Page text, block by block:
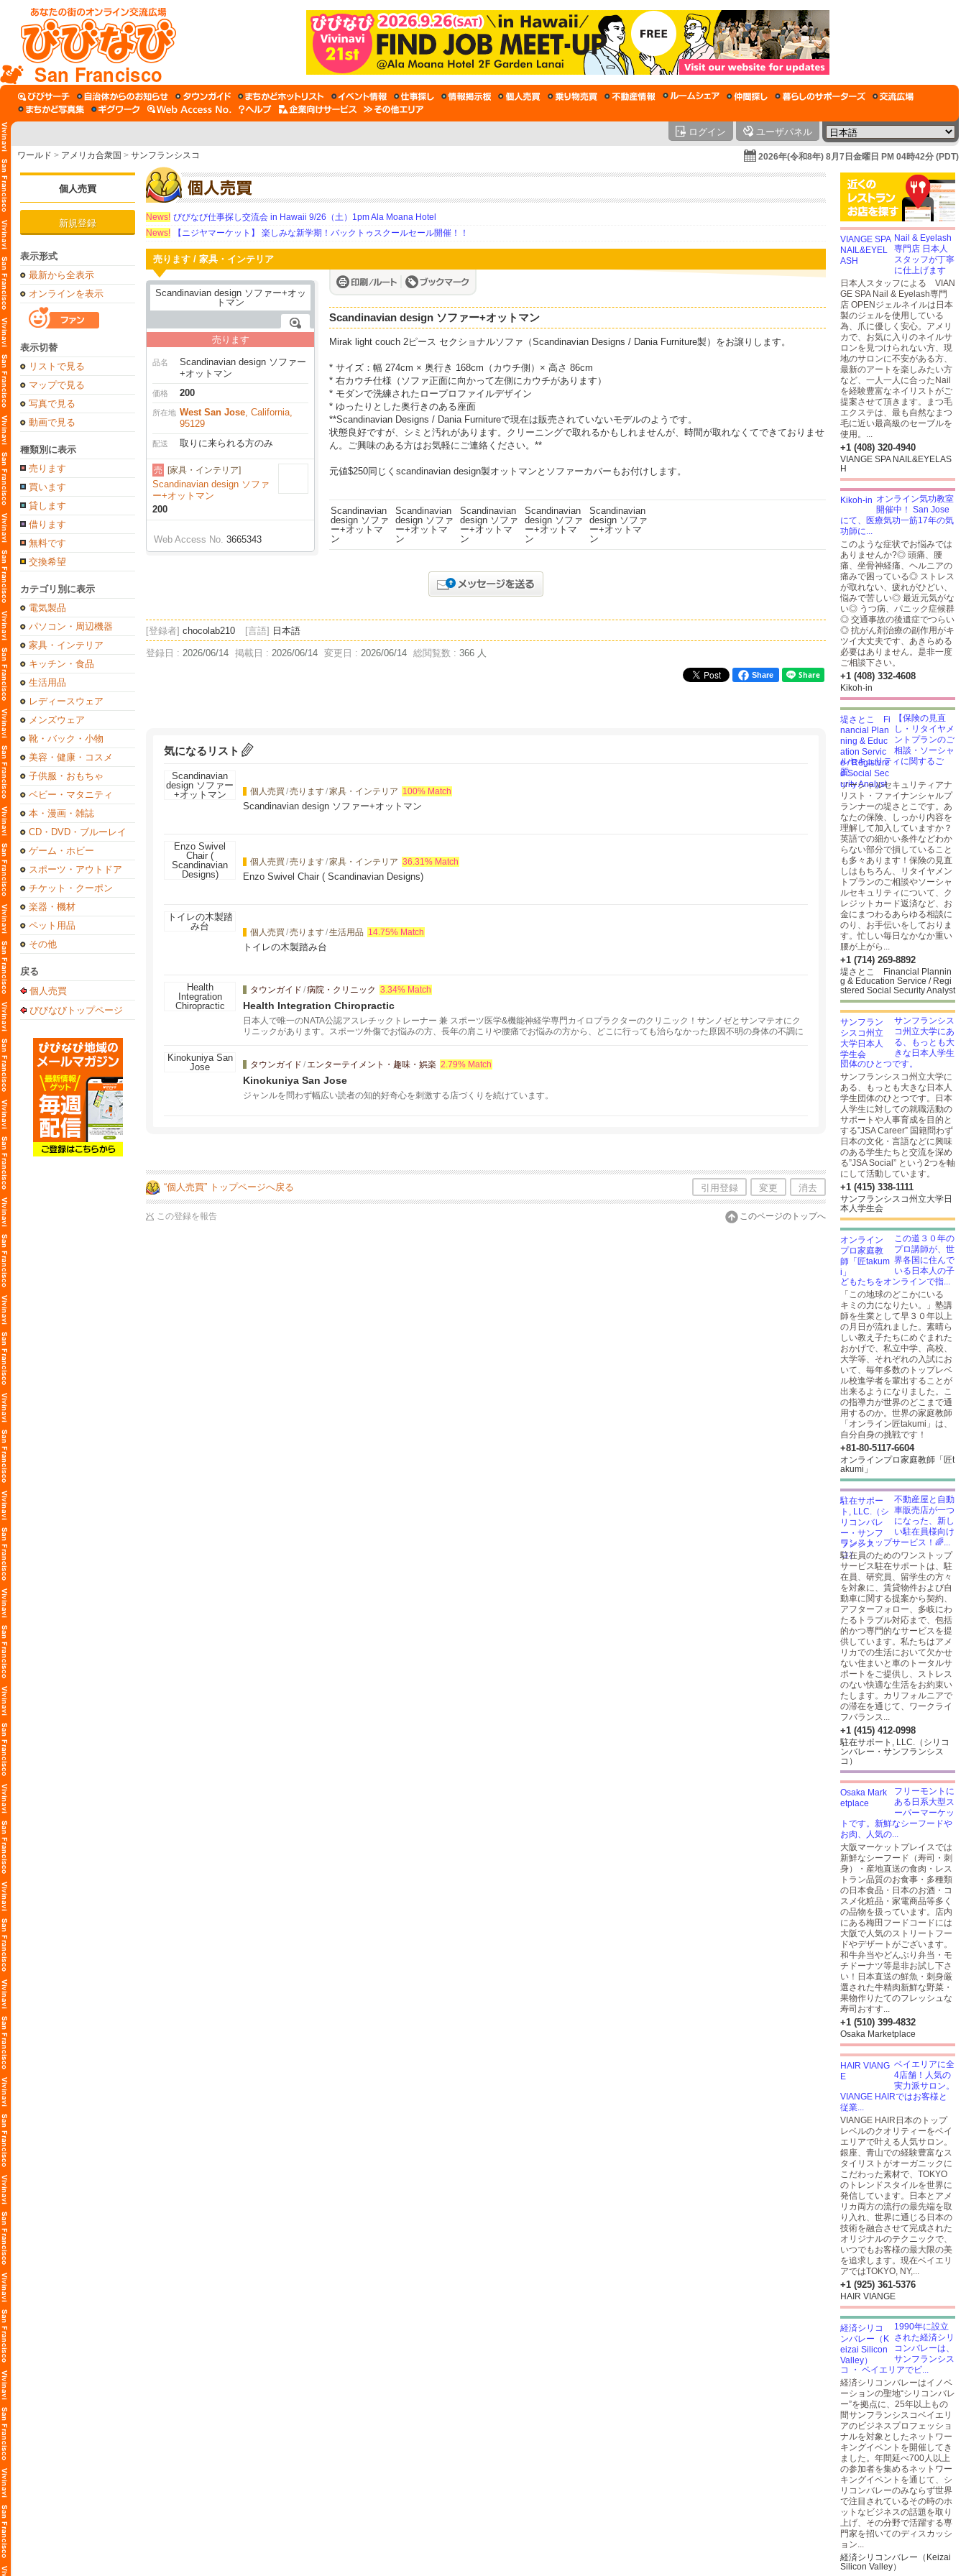
San Francisco
ログイン ユーザパネル
ワールド > アメリカ合衆国 > サンフランシスコ 2026年(令和8年) 8月7日金曜日 PM 04時42分 (PDT)
個人売買
新規登録
表示形式
最新から全表示
オンラインを表示
表示切替
リストで見る
マップで見る
写真で見る
動画で見る
種類別に表示
売ります
買います
貸します
借ります
無料です
交換希望
カテゴリ別に表示
電気製品
パソコン・周辺機器
家具・インテリア
キッチン・食品
生活用品
レディースウェア
メンズウェア
靴・バック・小物
美容・健康・コスメ
子供服・おもちゃ
ベビー・マタニティ
本・漫画・雑誌
CD・DVD・ブルーレイ
ゲーム・ホビー
スポーツ・アウトドア
チケット・クーポン
楽器・機材
ペット用品
その他
戻る
個人売買
びびなびトップページ
News! びびなび仕事探し交流会 in Hawaii 9/26（土）1pm Ala Moana Hotel
News!
【ニジヤマーケット】 楽しみな新学期！バックトゥスクールセール開催！！
売ります / 家具・インテリア
売ります
品名
Scandinavian design ソファー
+オットマン
価格 200
所在地 West San Jose, California,
95129
配送 取りに来られる方のみ
売 [家具・インテリア]
Scandinavian design ソファ
ー+オットマン
200
Web Access No. 3665343
Scandinavian design ソファー+オットマン
Mirak light couch 2ピース セクショナルソファ（Scandinavian Designs / Dania Furniture製）をお譲りします。
* サイズ：幅 274cm × 奥行き 168cm（カウチ側）× 高さ 86cm
* 右カウチ仕様（ソファ正面に向かって左側にカウチがあります）
* モダンで洗練されたロープロファイルデザイン
* ゆったりとした奥行きのある座面
**Scandinavian Designs / Dania Furnitureで現在は販売されていないモデルのようです。
状態良好ですが、シミと汚れがあります。クリーニングで取れるかもしれませんが、時間が取れなくてできておりませ
ん。ご興味のある方はお気軽にご連絡ください。**
元値$250同じくscandinavian design製オットマンとソファーカバーもお付けします。
[登録者] chocolab210 [言語] 日本語
登録日 : 2026/06/14 掲載日 : 2026/06/14 変更日 : 2026/06/14 総閲覧数 : 366 人
Share
気になるリスト
個人売買 /売ります/家具・インテリア 100% Match
Scandinavian design ソファー+オットマン
個人売買 /売ります/家具・インテリア 36.31% Match
Enzo Swivel Chair ( Scandinavian Designs)
個人売買 /売ります/生活用品 14.75% Match
トイレの木製踏み台
タウンガイド /病院・クリニック 3.34% Match
Health Integration Chiropractic
日本人で唯一のNATA公認アスレチックトレーナー 兼 スポーツ医学&機能神経学専門カイロプラクターのクリニック！サンノゼとサンマテオにク
リニックがあります。スポーツ外傷でお悩みの方、長年の肩こりや腰痛でお悩みの方から、どこに行っても治らなかった原因不明の身体の不調に
タウンガイド /エンターテイメント・趣味・娯楽 2.79% Match
Kinokuniya San Jose
ジャンルを問わず幅広い読者の知的好奇心を刺激する店づくりを続けています。
“個人売買” トップページへ戻る 引用登録 変更 消去
この登録を報告 このページのトップへ
Nail & Eyelash
専門店 日本人
スタッフが丁寧
に仕上げます
日本人スタッフによる VIAN
GE SPA Nail & Eyelash専門
店 OPENジェルネイルは日本
製のジェルを使用している
為、爪に優しく安心。アメリ
カで、お気に入りのネイルサ
ロンを見つけられない方、現
地のサロンに不安がある方、
最新のアートを楽しみたい方
など、一人一人に合ったNail
を経験豊富なネイリストがご
提案させて頂きます。まつ毛
エクステは、最も自然なまつ
毛に近い最高級のセーブルを
使用。...
+1 (408) 320-4940
VIANGE SPA NAIL&EYELAS
H
オンライン気功教室
開催中！ San Jose
にて、医療気功一筋17年の気
功師に...
このような症状でお悩みでは
ありませんか?◎ 頭痛、腰
痛、坐骨神経痛、ヘルニアの
痛みで困っている◎ ストレス
が取れない、疲れがひどい、
悩みで苦しい◎ 最近元気がな
い◎ うつ病、パニック症候群
◎ 交通事故の後遺症でつらい
◎ 抗がん剤治療の副作用がキ
ツイ大丈夫です、あきらめる
必要はありません。是非一度
ご相談下さい。
+1 (408) 332-4608
Kikoh-in
【保険の見直
し・リタイヤメ
ントプランのご
相談・ソーシャ
ルセキュリティに関するご
質...
ソーシャルセキュリティアナ
リスト・ファイナンシャルプ
ランナーの堤さとこです。あ
なたの保険、しっかり内容を
理解して加入していますか？
英語での細かい条件などわか
らない部分で損していること
も多々あります！保険の見直
しはもちろん、リタイヤメン
トプランのご相談やソーシャ
ルセキュリティについて、ク
レジットカード返済など、お
金にまつわるあらゆる相談に
のり、お手伝いをしておりま
す。忙しい毎日なかなか重い
腰が上がら...
+1 (714) 269-8892
堤さとこ Financial Plannin
g & Education Service / Regi
stered Social Security Analyst
サンフランシス
コ州立大学にあ
る、もっとも大
きな日本人学生
団体のひとつです。
サンフランシスコ州立大学に
ある、もっとも大きな日本人
学生団体のひとつです。日本
人学生に対しての就職活動の
サポートや人事育成を目的と
する”JSA Career” 国籍問わず
日本の文化・言語などに興味
のある学生たちと交流を深め
る”JSA Social” という2つを軸
にして活動しています。
+1 (415) 338-1111
サンフランシスコ州立大学日
本人学生会
この道３０年の
プロ講師が、世
界各国に住んで
いる日本人の子
どもたちをオンラインで指...
「この地球のどこかにいる
キミの力になりたい。」塾講
師を生業として早３０年以上
の月日が流れました。素晴ら
しい教え子たちにめぐまれた
おかげで、私立中学、高校、
大学等、それぞれの入試にお
いて、毎年多数のトップレベ
ル校進学者を輩出することが
出来るようになりました。こ
の指導力が世界のどこまで通
用するのか。世界の家庭教師
「オンライン匠takumi」は、
自分自身の挑戦です！
+81-80-5117-6604
オンラインプロ家庭教師「匠t
akumi」
不動産屋と自動
車販売店が一つ
になった、新し
い駐在員様向け
ワンストップサービス！🌈...
駐在員のためのワンストップ
サービス駐在サポートは、駐
在員、研究員、留学生の方々
を対象に、賃貸物件および自
動車に関する提案から契約、
アフターフォロー、多岐にわ
たるトラブル対応まで、包括
的かつ専門的なサービスを提
供しています。私たちはアメ
リカでの生活において欠かせ
ない住まいと車のトータルサ
ポートをご提供し、ストレス
のない快適な生活をお約束い
たします。カリフォルニアで
の滞在を通じて、ワークライ
フバランス...
+1 (415) 412-0998
駐在サポート, LLC.（シリコ
ンバレー・サンフランシス
コ）
フリーモントに
ある日系大型ス
ーパーマーケッ
トです。新鮮なシーフードや
お肉、人気の...
大阪マーケットプレイスでは
新鮮なシーフード（寿司・刺
身）・産地直送の食肉・レス
トラン品質のお食事・多種類
の日本食品・日本のお酒・コ
スメ化粧品・家電商品等多く
の品物を扱っています。店内
にある梅田フードコードには
大阪で人気のストリートフー
ドやデザートがございます。
和牛弁当やどんぶり弁当・モ
チドーナツ等是非お試し下さ
い！日本直送の鮮魚・刺身厳
選された牛精肉新鮮な野菜・
果物作りたてのフレッシュな
寿司おすす...
+1 (510) 399-4832
Osaka Marketplace
ベイエリアに全
4店舗！人気の
実力派サロン。
VIANGE HAIRではお客様と
従業...
VIANGE HAIR日本のトップ
レベルのクオリティーをベイ
エリアで叶える人気サロン。
銀座、青山での経験豊富なス
タイリストがオーガニックに
こだわった素材で、TOKYO
のトレンドスタイルを世界に
発信しています。日本とアメ
リカ両方の流行の最先端を取
り入れ、世界に通じる日本の
技術を融合させて完成された
オリジナルのテクニックで、
いつでもお客様の最大限の美
を追求します。現在ベイエリ
アではTOKYO, NY,...
+1 (925) 361-5376
HAIR VIANGE
1990年に設立
された経済シリ
コンバレーは、
サンフランシス
コ ・ ベイエリアでビ...
経済シリコンバレーはイノベ
ーションの聖地“シリコンバレ
ー”を拠点に、25年以上もの
間サンフランシスコベイエリ
アのビジネスプロフェッショ
ナルを対象としたネットワー
キングイベントを開催してき
ました。年間延べ700人以上
の参加者を集めるネットワー
キングイベントを通じて、シ
リコンバレーのみならず世界
で注目されているその時のホ
ットなビジネスの話題を取り
上げ、その分野で活躍する専
門家を招いてのディスカッシ
ョン...
経済シリコンバレー（Keizai
Silicon Valley）